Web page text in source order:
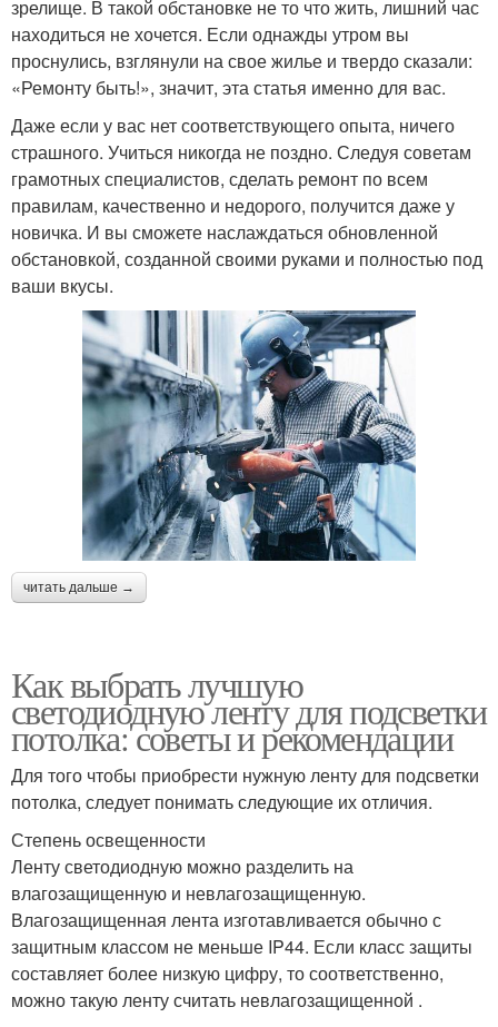
зрелище. В такой обстановке не то что жить, лишний час
находиться не хочется. Если однажды утром вы
проснулись, взглянули на свое жилье и твердо сказали:
«Ремонту быть!», значит, эта статья именно для вас.
Даже если у вас нет соответствующего опыта, ничего
страшного. Учиться никогда не поздно. Следуя советам
грамотных специалистов, сделать ремонт по всем
правилам, качественно и недорого, получится даже у
новичка. И вы сможете наслаждаться обновленной
обстановкой, созданной своими руками и полностью под
ваши вкусы.
читать дальше →
Как выбрать лучшую
светодиодную ленту для подсветки
потолка: советы и рекомендации
Для того чтобы приобрести нужную ленту для подсветки
потолка, следует понимать следующие их отличия.
Степень освещенности
Ленту светодиодную можно разделить на
влагозащищенную и невлагозащищенную.
Влагозащищенная лента изготавливается обычно с
защитным классом не меньше IP44. Если класс защиты
составляет более низкую цифру, то соответственно,
можно такую ленту считать невлагозащищенной .